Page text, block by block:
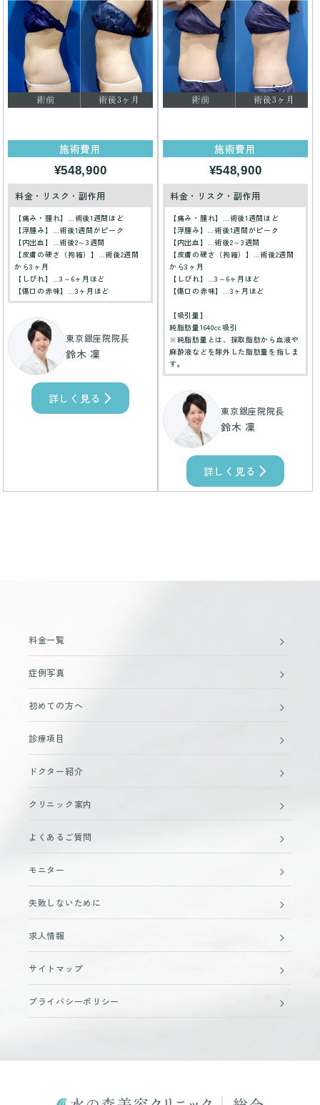
施術費用
¥548,900
料金・リスク・副作用
【痛み・腫れ】…術後1週間ほど
【浮腫み】…術後1週間がピーク
【内出血】…術後2～3週間
【皮膚の硬さ（拘縮）】…術後2週間
から3ヶ月
【しびれ】…3～6ヶ月ほど
【傷口の赤味】…3ヶ月ほど
東京銀座院院長
鈴木 凜
詳しく見る
施術費用
¥548,900
料金・リスク・副作用
【痛み・腫れ】…術後1週間ほど
【浮腫み】…術後1週間がピーク
【内出血】…術後2～3週間
【皮膚の硬さ（拘縮）】…術後2週間
から3ヶ月
【しびれ】…3～6ヶ月ほど
【傷口の赤味】…3ヶ月ほど
【吸引量】
純脂肪量1640cc吸引
※純脂肪量とは、採取脂肪から血液や
麻酔液などを除外した脂肪量を指しま
す。
東京銀座院院長
鈴木 凜
詳しく見る
料金一覧
症例写真
初めての方へ
診療項目
ドクター紹介
クリニック案内
よくあるご質問
モニター
失敗しないために
求人情報
サイトマップ
プライバシーポリシー